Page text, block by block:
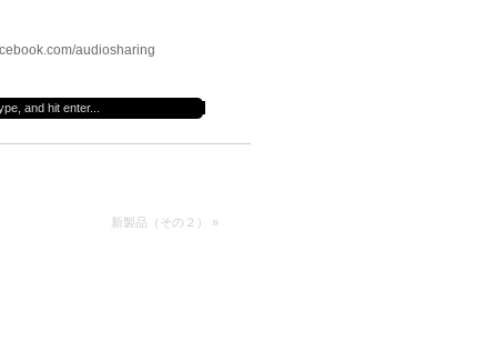
audiosharing
新製品（その２） »